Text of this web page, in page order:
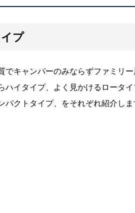
プ
でキャンパーのみならずファミリ
ハイタイプ、よく見かけるロータ
クトタイプ、をそれぞれ紹介しま